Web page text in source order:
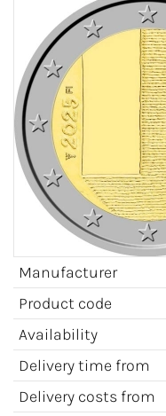
Manufacturer
Product code
Availability
Delivery time from
Delivery costs from